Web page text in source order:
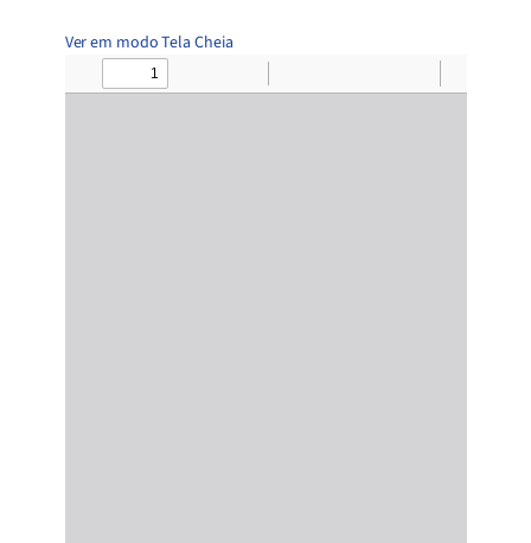
Ver em modo Tela Cheia